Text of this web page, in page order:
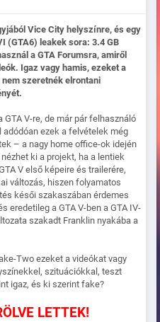
Vice City helyszínre, és egy
(GTA6) leakek sora: 3.4 GB
a GTA Forumsra, amiről
Igaz vagy hamis, ezeket a
szeretnék elrontani
V-re, de már pár felhasználó
adódóan ezek a felvételek még
– a nagy home office-ok idején
ki a projekt, ha a lentiek
V első képeire és trailerére,
változás, hiszen folyamatos
késői szakaszában érdemes
eredetileg a GTA V-ben a GTA IV-
szakadt Franklin nyakába a
Two ezeket a videókat vagy
szituációkkal, teszt
igaz, és ki szerint fake?
LETTEK!